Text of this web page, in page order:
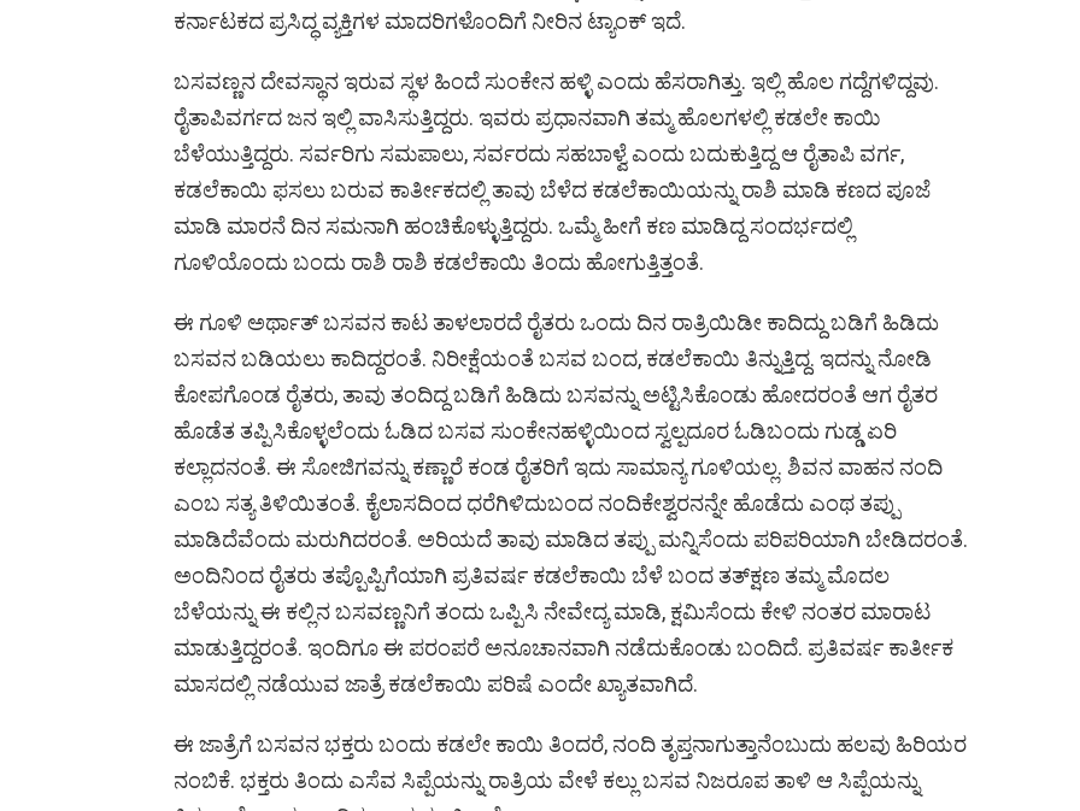
ಕರ್ನಾಟಕದ ಪ್ರಸಿದ್ಧ ವ್ಯಕ್ತಿಗಳ ಮಾದರಿಗಳೊಂದಿಗೆ ನೀರಿನ ಟ್ಯಾಂಕ್ ಇದೆ.
ಬಸವಣ್ಣನ ದೇವಸ್ಥಾನ ಇರುವ ಸ್ಥಳ ಹಿಂದೆ ಸುಂಕೇನ ಹಳ್ಳಿ ಎಂದು ಹೆಸರಾಗಿತ್ತು. ಇಲ್ಲಿ ಹೊಲ ಗದ್ದೆಗಳಿದ್ದವು.
ರೈತಾಪಿವರ್ಗದ ಜನ ಇಲ್ಲಿ ವಾಸಿಸುತ್ತಿದ್ದರು. ಇವರು ಪ್ರಧಾನವಾಗಿ ತಮ್ಮ ಹೊಲಗಳಲ್ಲಿ ಕಡಲೇ ಕಾಯಿ
ಬೆಳೆಯುತ್ತಿದ್ದರು. ಸರ್ವರಿಗು ಸಮಪಾಲು, ಸರ್ವರದು ಸಹಬಾಳ್ವೆ ಎಂದು ಬದುಕುತ್ತಿದ್ದ ಆ ರೈತಾಪಿ ವರ್ಗ,
ಕಡಲೆಕಾಯಿ ಫಸಲು ಬರುವ ಕಾರ್ತೀಕದಲ್ಲಿ ತಾವು ಬೆಳೆದ ಕಡಲೆಕಾಯಿಯನ್ನು ರಾಶಿ ಮಾಡಿ ಕಣದ ಪೂಜೆ
ಮಾಡಿ ಮಾರನೆ ದಿನ ಸಮನಾಗಿ ಹಂಚಿಕೊಳ್ಳುತ್ತಿದ್ದರು. ಒಮ್ಮೆ ಹೀಗೆ ಕಣ ಮಾಡಿದ್ದ ಸಂದರ್ಭದಲ್ಲಿ
ಗೂಳಿಯೊಂದು ಬಂದು ರಾಶಿ ರಾಶಿ ಕಡಲೆಕಾಯಿ ತಿಂದು ಹೋಗುತ್ತಿತ್ತಂತೆ.
ಈ ಗೂಳಿ ಅರ್ಥಾತ್ ಬಸವನ ಕಾಟ ತಾಳಲಾರದೆ ರೈತರು ಒಂದು ದಿನ ರಾತ್ರಿಯಿಡೀ ಕಾದಿದ್ದು ಬಡಿಗೆ ಹಿಡಿದು
ಬಸವನ ಬಡಿಯಲು ಕಾದಿದ್ದರಂತೆ. ನಿರೀಕ್ಷೆಯಂತೆ ಬಸವ ಬಂದ, ಕಡಲೆಕಾಯಿ ತಿನ್ನುತ್ತಿದ್ದ. ಇದನ್ನು ನೋಡಿ
ಕೋಪಗೊಂಡ ರೈತರು, ತಾವು ತಂದಿದ್ದ ಬಡಿಗೆ ಹಿಡಿದು ಬಸವನ್ನು ಅಟ್ಟಿಸಿಕೊಂಡು ಹೋದರಂತೆ ಆಗ ರೈತರ
ಹೊಡೆತ ತಪ್ಪಿಸಿಕೊಳ್ಳಲೆಂದು ಓಡಿದ ಬಸವ ಸುಂಕೇನಹಳ್ಳಿಯಿಂದ ಸ್ವಲ್ಪದೂರ ಓಡಿಬಂದು ಗುಡ್ಡ ಏರಿ
ಕಲ್ಲಾದನಂತೆ. ಈ ಸೋಜಿಗವನ್ನು ಕಣ್ಣಾರೆ ಕಂಡ ರೈತರಿಗೆ ಇದು ಸಾಮಾನ್ಯ ಗೂಳಿಯಲ್ಲ. ಶಿವನ ವಾಹನ ನಂದಿ
ಎಂಬ ಸತ್ಯ ತಿಳಿಯಿತಂತೆ. ಕೈಲಾಸದಿಂದ ಧರೆಗಿಳಿದುಬಂದ ನಂದಿಕೇಶ್ವರನನ್ನೇ ಹೊಡೆದು ಎಂಥ ತಪ್ಪು
ಮಾಡಿದೆವೆಂದು ಮರುಗಿದರಂತೆ. ಅರಿಯದೆ ತಾವು ಮಾಡಿದ ತಪ್ಪು ಮನ್ನಿಸೆಂದು ಪರಿಪರಿಯಾಗಿ ಬೇಡಿದರಂತೆ.
ಅಂದಿನಿಂದ ರೈತರು ತಪ್ಪೊಪ್ಪಿಗೆಯಾಗಿ ಪ್ರತಿವರ್ಷ ಕಡಲೆಕಾಯಿ ಬೆಳೆ ಬಂದ ತತ್‌ಕ್ಷಣ ತಮ್ಮ ಮೊದಲ
ಬೆಳೆಯನ್ನು ಈ ಕಲ್ಲಿನ ಬಸವಣ್ಣನಿಗೆ ತಂದು ಒಪ್ಪಿಸಿ ನೇವೇದ್ಯ ಮಾಡಿ, ಕ್ಷಮಿಸೆಂದು ಕೇಳಿ ನಂತರ ಮಾರಾಟ
ಮಾಡುತ್ತಿದ್ದರಂತೆ. ಇಂದಿಗೂ ಈ ಪರಂಪರೆ ಅನೂಚಾನವಾಗಿ ನಡೆದುಕೊಂಡು ಬಂದಿದೆ. ಪ್ರತಿವರ್ಷ ಕಾರ್ತೀಕ
ಮಾಸದಲ್ಲಿ ನಡೆಯುವ ಜಾತ್ರೆ ಕಡಲೆಕಾಯಿ ಪರಿಷೆ ಎಂದೇ ಖ್ಯಾತವಾಗಿದೆ.
ಈ ಜಾತ್ರೆಗೆ ಬಸವನ ಭಕ್ತರು ಬಂದು ಕಡಲೇ ಕಾಯಿ ತಿಂದರೆ, ನಂದಿ ತೃಪ್ತನಾಗುತ್ತಾನೆಂಬುದು ಹಲವು ಹಿರಿಯರ
ನಂಬಿಕೆ. ಭಕ್ತರು ತಿಂದು ಎಸೆವ ಸಿಪ್ಪೆಯನ್ನು ರಾತ್ರಿಯ ವೇಳೆ ಕಲ್ಲು ಬಸವ ನಿಜರೂಪ ತಾಳಿ ಆ ಸಿಪ್ಪೆಯನ್ನು